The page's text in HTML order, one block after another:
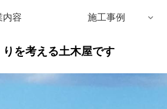
を考える土木屋です
内容 施工事例